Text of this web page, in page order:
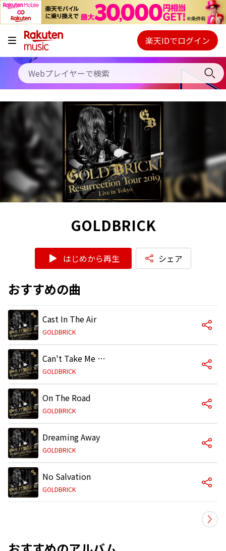
キャンペーン
料金プラン
使い方
初回30日間無料お試し
Webプレイヤー
ご契約内容の確認・変更
楽天IDでログイン
GOLDBRICK
はじめから再生 シェア
おすすめの曲
Cast In The Air
GOLDBRICK
Can't Take Me Away
GOLDBRICK
On The Road
GOLDBRICK
Dreaming Away
GOLDBRICK
No Salvation
GOLDBRICK